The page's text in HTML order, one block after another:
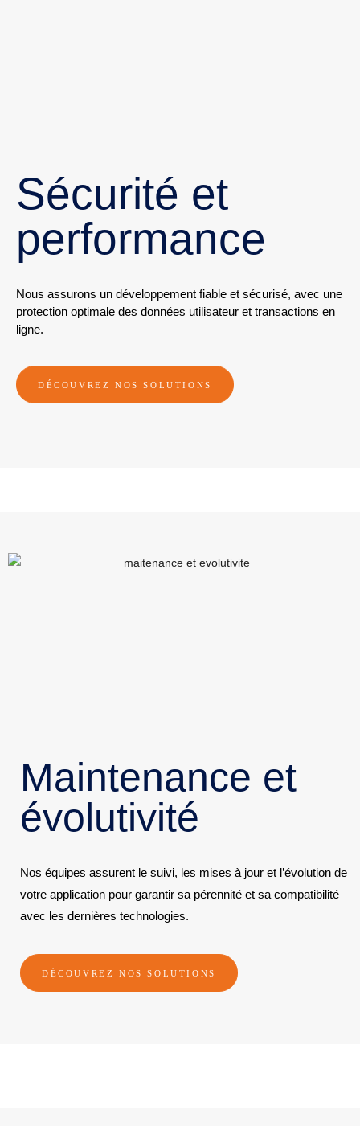
Sécurité et
performance
Nous assurons un développement fiable et sécurisé, avec une
protection optimale des données utilisateur et transactions en
ligne.
DÉCOUVREZ NOS SOLUTIONS
Maintenance et
évolutivité
Nos équipes assurent le suivi, les mises à jour et l’évolution de
votre application pour garantir sa pérennité et sa compatibilité
avec les dernières technologies.
DÉCOUVREZ NOS SOLUTIONS